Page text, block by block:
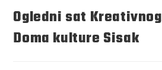
Ogledni sat
Doma kulture Sisak